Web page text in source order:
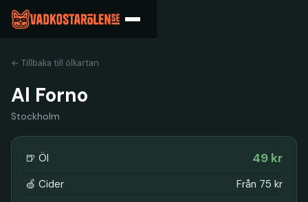
← Tillbaka till ölkartan
Al Forno
Stockholm
🍺 Öl 49 kr
🍏 Cider
Från 75 kr